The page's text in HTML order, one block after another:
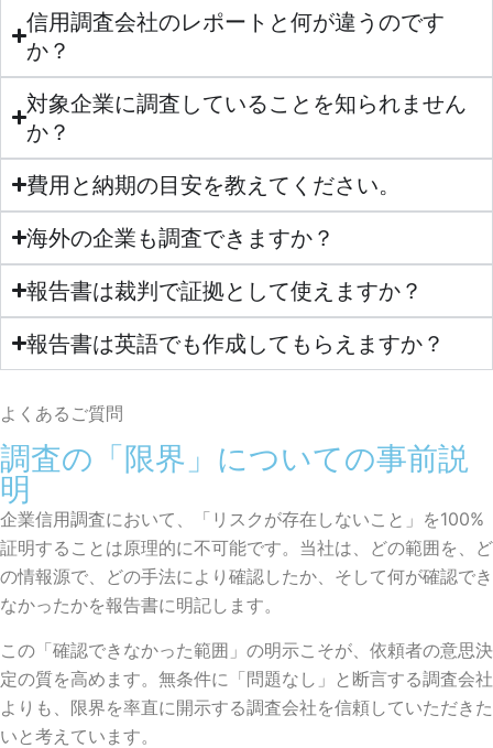
信用調査会社のレポートと何が違うのです
か？
対象企業に調査していることを知られません
か？
費用と納期の目安を教えてください。
海外の企業も調査できますか？
報告書は裁判で証拠として使えますか？
報告書は英語でも作成してもらえますか？
よくあるご質問
調査の「限界」についての事前説
明
企業信用調査において、「リスクが存在しないこと」を100%
証明することは原理的に不可能です。当社は、どの範囲を、ど
の情報源で、どの手法により確認したか、そして何が確認でき
なかったかを報告書に明記します。
この「確認できなかった範囲」の明示こそが、依頼者の意思決
定の質を高めます。無条件に「問題なし」と断言する調査会社
よりも、限界を率直に開示する調査会社を信頼していただきた
いと考えています。